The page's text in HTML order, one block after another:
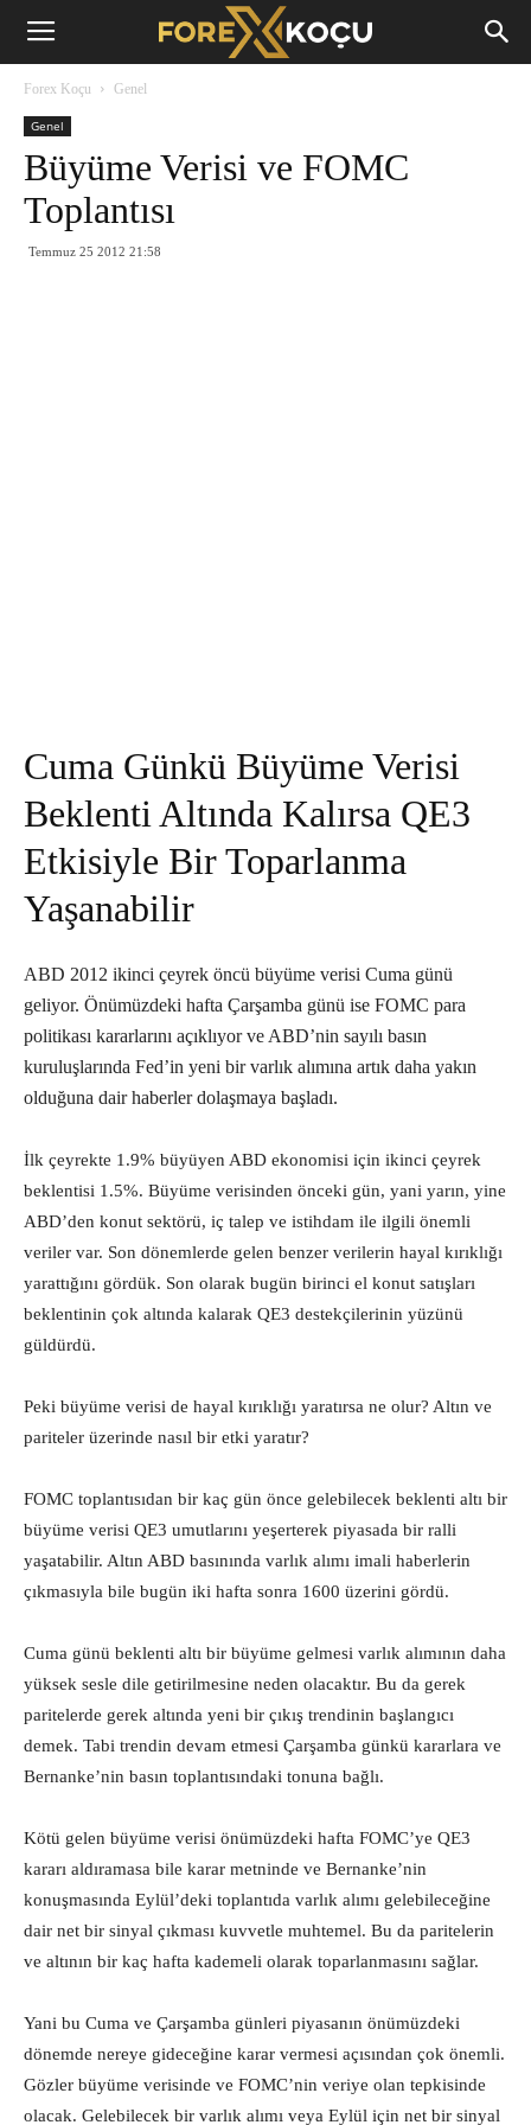
Forex
Forex Koçu Genel
Genel
Büyüme Verisi ve FOMC
Toplantısı
Temmuz 25 2012 21:58
Cuma Günkü Büyüme Verisi
Beklenti Altında Kalırsa QE3
Etkisiyle Bir Toparlanma
Yaşanabilir
ABD 2012 ikinci çeyrek öncü büyüme verisi Cuma günü
geliyor. Önümüzdeki hafta Çarşamba günü ise FOMC para
politikası kararlarını açıklıyor ve ABD’nin sayılı basın
kuruluşlarında Fed’in yeni bir varlık alımına artık daha yakın
olduğuna dair haberler dolaşmaya başladı.
İlk çeyrekte 1.9% büyüyen ABD ekonomisi için ikinci çeyrek
beklentisi 1.5%. Büyüme verisinden önceki gün, yani yarın, yine
ABD’den konut sektörü, iç talep ve istihdam ile ilgili önemli
veriler var. Son dönemlerde gelen benzer verilerin hayal kırıklığı
yarattığını gördük. Son olarak bugün birinci el konut satışları
beklentinin çok altında kalarak QE3 destekçilerinin yüzünü
güldürdü.
Peki büyüme verisi de hayal kırıklığı yaratırsa ne olur? Altın ve
pariteler üzerinde nasıl bir etki yaratır?
FOMC toplantısıdan bir kaç gün önce gelebilecek beklenti altı bir
büyüme verisi QE3 umutlarını yeşerterek piyasada bir ralli
yaşatabilir. Altın ABD basınında varlık alımı imali haberlerin
çıkmasıyla bile bugün iki hafta sonra 1600 üzerini gördü.
Cuma günü beklenti altı bir büyüme gelmesi varlık alımının daha
yüksek sesle dile getirilmesine neden olacaktır. Bu da gerek
paritelerde gerek altında yeni bir çıkış trendinin başlangıcı
demek. Tabi trendin devam etmesi Çarşamba günkü kararlara ve
Bernanke’nin basın toplantısındaki tonuna bağlı.
Kötü gelen büyüme verisi önümüzdeki hafta FOMC’ye QE3
kararı aldıramasa bile karar metninde ve Bernanke’nin
konuşmasında Eylül’deki toplantıda varlık alımı gelebileceğine
dair net bir sinyal çıkması kuvvetle muhtemel. Bu da paritelerin
ve altının bir kaç hafta kademeli olarak toparlanmasını sağlar.
Yani bu Cuma ve Çarşamba günleri piyasanın önümüzdeki
dönemde nereye gideceğine karar vermesi açısından çok önemli.
Gözler büyüme verisinde ve FOMC’nin veriye olan tepkisinde
olacak. Gelebilecek bir varlık alımı veya Eylül için net bir sinyal